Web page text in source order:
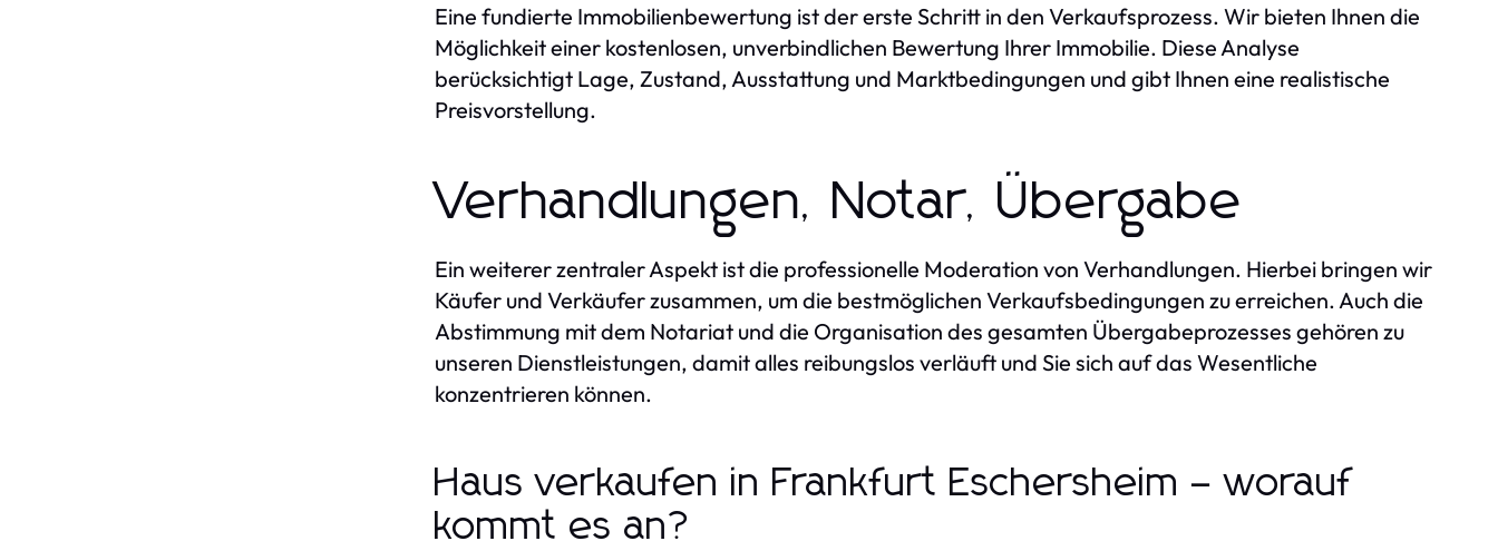
Eine fundierte Immobilienbewertung ist der erste Schritt in den Verkaufsprozess. Wir bieten Ihnen die
Möglichkeit einer kostenlosen, unverbindlichen Bewertung Ihrer Immobilie. Diese Analyse
berücksichtigt Lage, Zustand, Ausstattung und Marktbedingungen und gibt Ihnen eine realistische
Preisvorstellung.
Verhandlungen, Notar, Übergabe
Ein weiterer zentraler Aspekt ist die professionelle Moderation von Verhandlungen. Hierbei bringen wir
Käufer und Verkäufer zusammen, um die bestmöglichen Verkaufsbedingungen zu erreichen. Auch die
Abstimmung mit dem Notariat und die Organisation des gesamten Übergabeprozesses gehören zu
unseren Dienstleistungen, damit alles reibungslos verläuft und Sie sich auf das Wesentliche
konzentrieren können.
Haus verkaufen in Frankfurt Eschersheim – worauf
kommt es an?